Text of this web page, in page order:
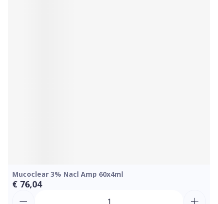
Mucoclear 3% Nacl Amp 60x4ml
€ 76,04